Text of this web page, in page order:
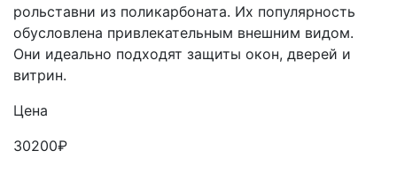
рольставни из поликарбоната. Их популярность
обусловлена привлекательным внешним видом.
Они идеально подходят защиты окон, дверей и
витрин.
Цена
30200₽